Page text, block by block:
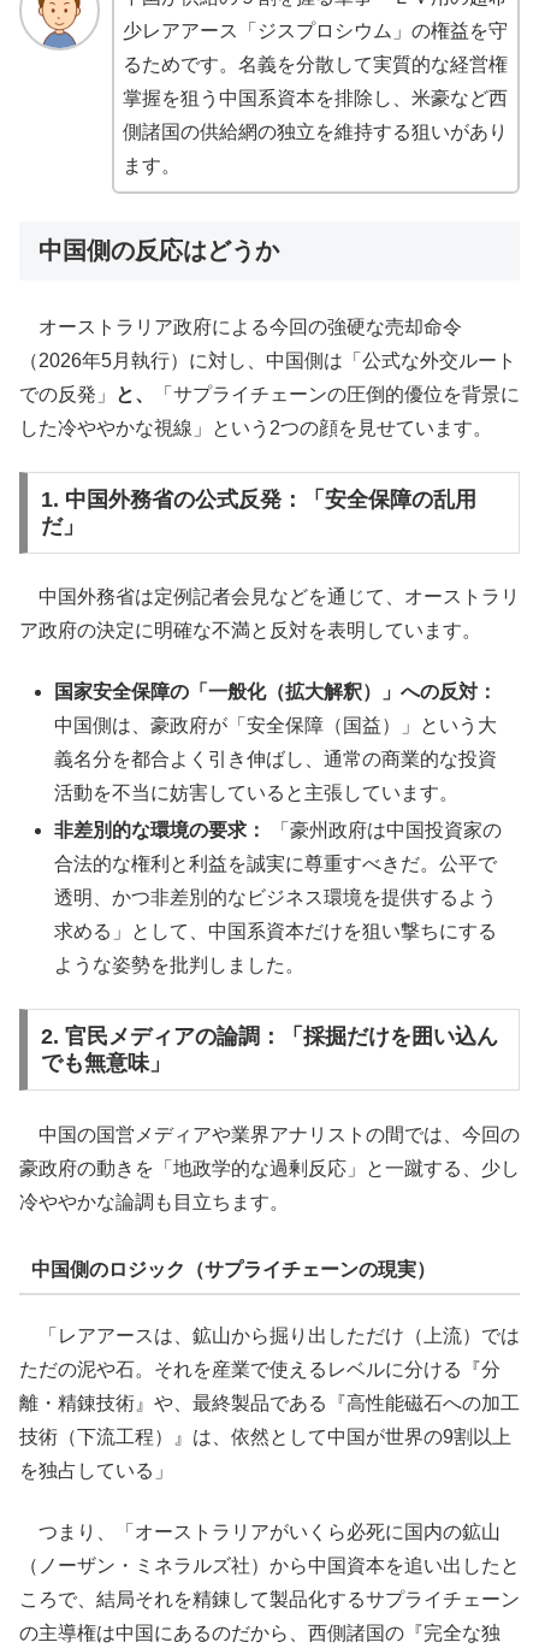
少レアアース「ジスプロシウム」の権益を守
るためです。名義を分散して実質的な経営権
掌握を狙う中国系資本を排除し、米豪など西
側諸国の供給網の独立を維持する狙いがあり
ます。
中国側の反応はどうか
オーストラリア政府による今回の強硬な売却命令
（2026年5月執行）に対し、中国側は「公式な外交ルート
での反発」
と、
「サプライチェーンの圧倒的優位を背景に
した冷ややかな視線」という2つの顔を見せています。
1. 中国外務省の公式反発：「安全保障の乱用
だ」
中国外務省は定例記者会見などを通じて、オーストラリ
ア政府の決定に明確な不満と反対を表明しています。
国家安全保障の「一般化（拡大解釈）」への反対：
中国側は、豪政府が「安全保障（国益）」という大
義名分を都合よく引き伸ばし、通常の商業的な投資
活動を不当に妨害していると主張しています。
非差別的な環境の要求：
「豪州政府は中国投資家の
合法的な権利と利益を誠実に尊重すべきだ。公平で
透明、かつ非差別的なビジネス環境を提供するよう
求める」として、中国系資本だけを狙い撃ちにする
ような姿勢を批判しました。
2. 官民メディアの論調：「採掘だけを囲い込ん
でも無意味」
中国の国営メディアや業界アナリストの間では、今回の
豪政府の動きを「地政学的な過剰反応」と一蹴する、少し
冷ややかな論調も目立ちます。
中国側のロジック（サプライチェーンの現実）
「レアアースは、鉱山から掘り出しただけ（上流）では
ただの泥や石。それを産業で使えるレベルに分ける『分
離・精錬技術』や、最終製品である『高性能磁石への加工
技術（下流工程）』は、依然として中国が世界の9割以上
を独占している」
つまり、「オーストラリアがいくら必死に国内の鉱山
（ノーザン・ミネラルズ社）から中国資本を追い出したと
ころで、結局それを精錬して製品化するサプライチェーン
の主導権は中国にあるのだから、西側諸国の『完全な独